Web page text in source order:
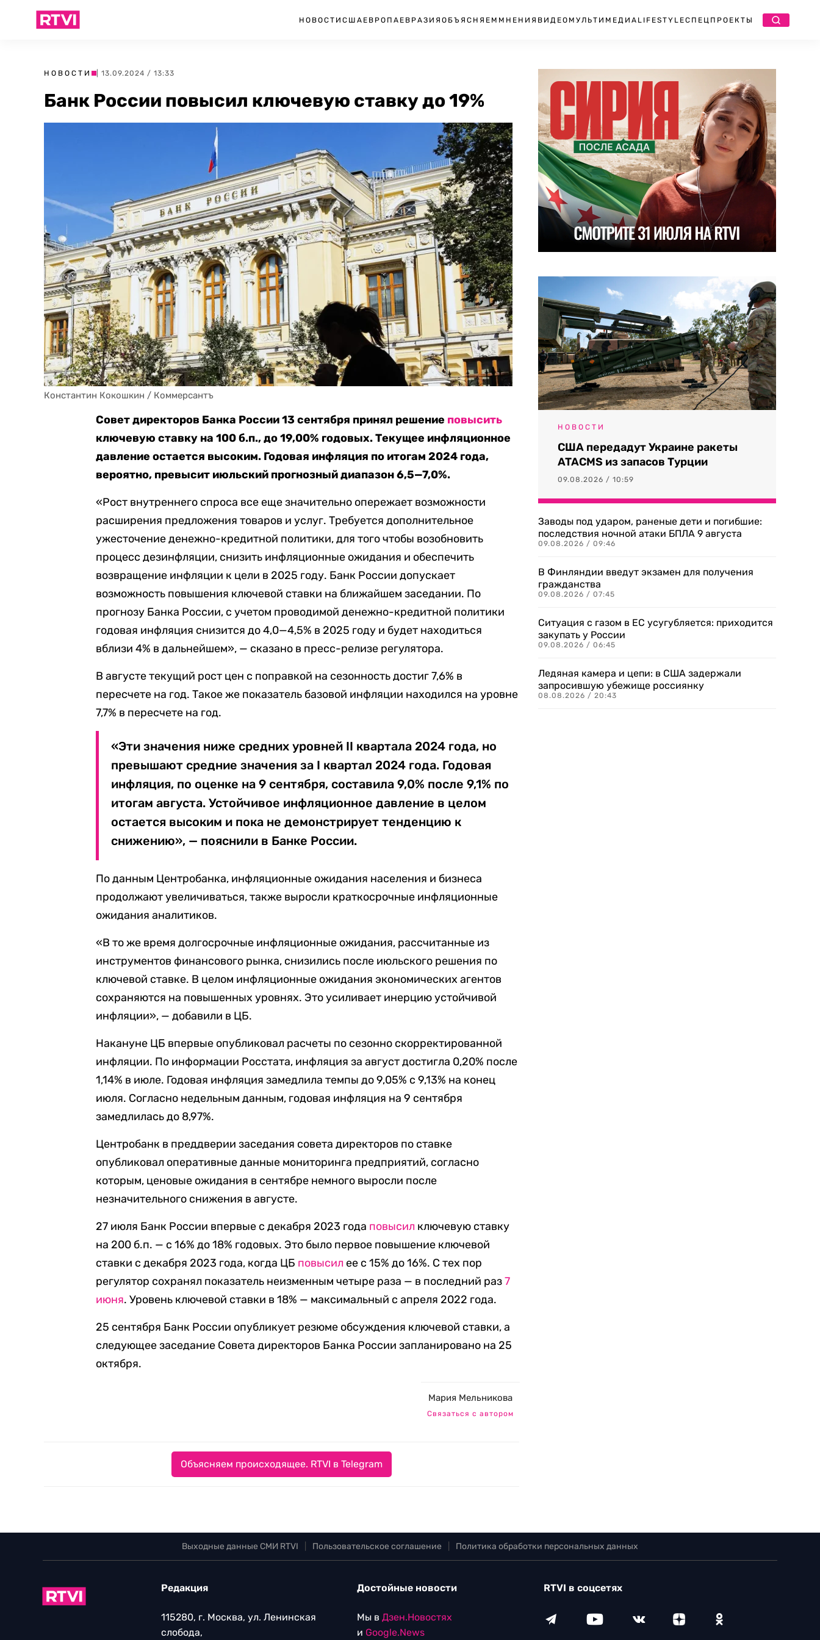
НОВОСТИ США ЕВРОПА ЕВРАЗИЯ ОБЪЯСНЯЕМ МНЕНИЯ ВИДЕО МУЛЬТИМЕДИА LIFESTYLEСПЕЦПРОЕКТЫ
НОВОСТИ | 13.09.2024 / 13:33
Банк России повысил ключевую ставку до 19%
Константин Кокошкин / Коммерсантъ
Совет директоров Банка России 13 сентября принял решение повысить
ключевую ставку на 100 б.п., до 19,00% годовых. Текущее инфляционное
давление остается высоким. Годовая инфляция по итогам 2024 года,
вероятно, превысит июльский прогнозный диапазон 6,5—7,0%.
«Рост внутреннего спроса все еще значительно опережает возможности
расширения предложения товаров и услуг. Требуется дополнительное
ужесточение денежно-кредитной политики, для того чтобы возобновить
процесс дезинфляции, снизить инфляционные ожидания и обеспечить
возвращение инфляции к цели в 2025 году. Банк России допускает
возможность повышения ключевой ставки на ближайшем заседании. По
прогнозу Банка России, с учетом проводимой денежно-кредитной политики
годовая инфляция снизится до 4,0—4,5% в 2025 году и будет находиться
вблизи 4% в дальнейшем», — сказано в пресс-релизе регулятора.
В августе текущий рост цен с поправкой на сезонность достиг 7,6% в
пересчете на год. Такое же показатель базовой инфляции находился на уровне
7,7% в пересчете на год.
«Эти значения ниже средних уровней II квартала 2024 года, но
превышают средние значения за I квартал 2024 года. Годовая
инфляция, по оценке на 9 сентября, составила 9,0% после 9,1% по
итогам августа. Устойчивое инфляционное давление в целом
остается высоким и пока не демонстрирует тенденцию к
снижению», — пояснили в Банке России.
По данным Центробанка, инфляционные ожидания населения и бизнеса
продолжают увеличиваться, также выросли краткосрочные инфляционные
ожидания аналитиков.
«В то же время долгосрочные инфляционные ожидания, рассчитанные из
инструментов финансового рынка, снизились после июльского решения по
ключевой ставке. В целом инфляционные ожидания экономических агентов
сохраняются на повышенных уровнях. Это усиливает инерцию устойчивой
инфляции», — добавили в ЦБ.
Накануне ЦБ впервые опубликовал расчеты по сезонно скорректированной
инфляции. По информации Росстата, инфляция за август достигла 0,20% после
1,14% в июле. Годовая инфляция замедлила темпы до 9,05% с 9,13% на конец
июля. Согласно недельным данным, годовая инфляция на 9 сентября
замедлилась до 8,97%.
Центробанк в преддверии заседания совета директоров по ставке
опубликовал оперативные данные мониторинга предприятий, согласно
которым, ценовые ожидания в сентябре немного выросли после
незначительного снижения в августе.
27 июля Банк России впервые с декабря 2023 года повысил ключевую ставку
на 200 б.п. — с 16% до 18% годовых. Это было первое повышение ключевой
ставки с декабря 2023 года, когда ЦБ повысил ее с 15% до 16%. С тех пор
регулятор сохранял показатель неизменным четыре раза — в последний раз7
июня. Уровень ключевой ставки в 18% — максимальный с апреля 2022 года.
25 сентября Банк России опубликует резюме обсуждения ключевой ставки, а
следующее заседание Совета директоров Банка России запланировано на 25
октября.
Мария Мельникова
Связаться с автором
Объясняем происходящее. RTVI в Telegram
НОВОСТИ
США передадут Украине ракеты
ATACMS из запасов Турции
09.08.2026 / 10:59
Заводы под ударом, раненые дети и погибшие:
последствия ночной атаки БПЛА 9 августа
09.08.2026 / 09:46
В Финляндии введут экзамен для получения
гражданства
09.08.2026 / 07:45
Ситуация с газом в ЕС усугубляется: приходится
закупать у России
09.08.2026 / 06:45
Ледяная камера и цепи: в США задержали
запросившую убежище россиянку
08.08.2026 / 20:43
Выходные данные СМИ RTVI Пользовательское соглашение Политика обработки персональных данных
Редакция
115280, г. Москва, ул. Ленинская
слобода,
Достойные новости
Мы в Дзен.Новостях
и Google.News
RTVI в соцсетях